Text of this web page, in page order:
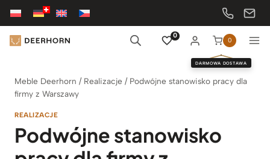
Przejdź
treści
0
0
DARMOWA DOSTAWA
Meble Deerhorn / Realizacje / Podwójne stanowisko pracy dla
firmy z Warszawy
REALIZACJE
Podwójne stanowisko